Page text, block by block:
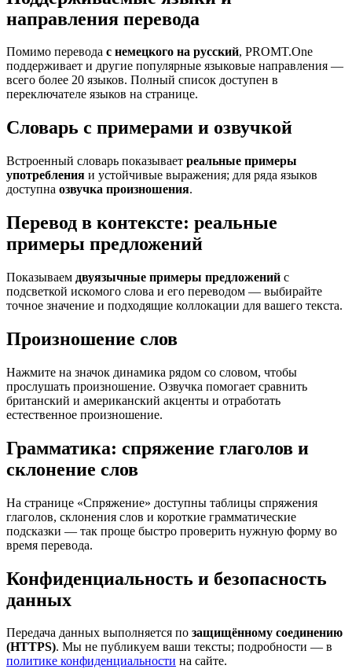
направления перевода
Помимо перевода с немецкого на русский, PROMT.One
поддерживает и другие популярные языковые направления —
всего более 20 языков. Полный список доступен в
переключателе языков на странице.
Словарь с примерами и озвучкой
Встроенный словарь показывает реальные примеры
употребления и устойчивые выражения; для ряда языков
доступна озвучка произношения.
Перевод в контексте: реальные
примеры предложений
Показываем двуязычные примеры предложений с
подсветкой искомого слова и его переводом — выбирайте
точное значение и подходящие коллокации для вашего текста.
Произношение слов
Нажмите на значок динамика рядом со словом, чтобы
прослушать произношение. Озвучка помогает сравнить
британский и американский акценты и отработать
естественное произношение.
Грамматика: спряжение глаголов и
склонение слов
На странице «Спряжение» доступны таблицы спряжения
глаголов, склонения слов и короткие грамматические
подсказки — так проще быстро проверить нужную форму во
время перевода.
Конфиденциальность и безопасность
данных
Передача данных выполняется по защищённому соединению
(HTTPS). Мы не публикуем ваши тексты; подробности — в
политике конфиденциальности на сайте.